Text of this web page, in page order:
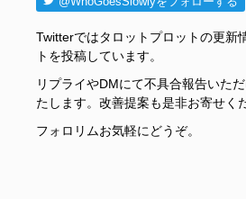
Twitterではタロットプロットの更新
トを投稿しています。
リプライやDMにて不具合報告いた
たします。改善提案も是非お寄せく
フォロリムお気軽にどうぞ。